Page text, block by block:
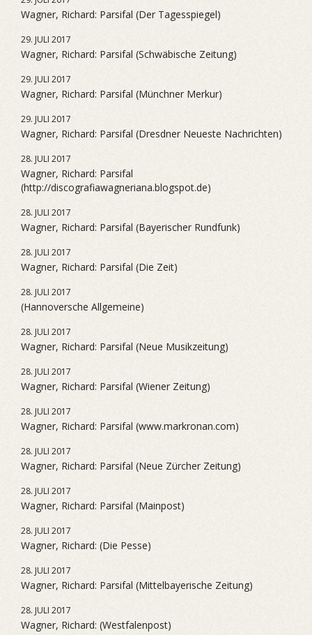
Wagner, Richard: Parsifal (Der Tagesspiegel)
29. JULI 2017
Wagner, Richard: Parsifal (Schwäbische Zeitung)
29. JULI 2017
Wagner, Richard: Parsifal (Münchner Merkur)
29. JULI 2017
Wagner, Richard: Parsifal (Dresdner Neueste Nachrichten)
28. JULI 2017
Wagner, Richard: Parsifal
(http://discografiawagneriana.blogspot.de)
28. JULI 2017
Wagner, Richard: Parsifal (Bayerischer Rundfunk)
28. JULI 2017
Wagner, Richard: Parsifal (Die Zeit)
28. JULI 2017
(Hannoversche Allgemeine)
28. JULI 2017
Wagner, Richard: Parsifal (Neue Musikzeitung)
28. JULI 2017
Wagner, Richard: Parsifal (Wiener Zeitung)
28. JULI 2017
Wagner, Richard: Parsifal (www.markronan.com)
28. JULI 2017
Wagner, Richard: Parsifal (Neue Zürcher Zeitung)
28. JULI 2017
Wagner, Richard: Parsifal (Mainpost)
28. JULI 2017
Wagner, Richard: (Die Pesse)
28. JULI 2017
Wagner, Richard: Parsifal (Mittelbayerische Zeitung)
28. JULI 2017
Wagner, Richard: (Westfalenpost)